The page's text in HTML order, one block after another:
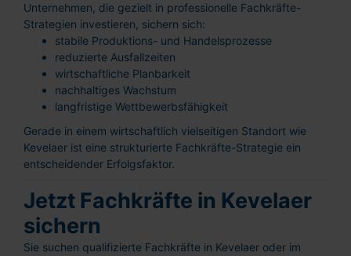
Unternehmen, die gezielt in professionelle Fachkräfte-
Strategien investieren, sichern sich:
stabile Produktions- und Handelsprozesse
reduzierte Ausfallzeiten
wirtschaftliche Planbarkeit
nachhaltiges Wachstum
langfristige Wettbewerbsfähigkeit
Gerade in einem wirtschaftlich vielseitigen Standort wie
Kevelaer ist eine strukturierte Fachkräfte-Strategie ein
entscheidender Erfolgsfaktor.
Jetzt Fachkräfte in Kevelaer
sichern
Sie suchen qualifizierte Fachkräfte in Kevelaer oder im
Schnellbewerbung
Ganz einfach: Formular ausfüllen und
abschicken!